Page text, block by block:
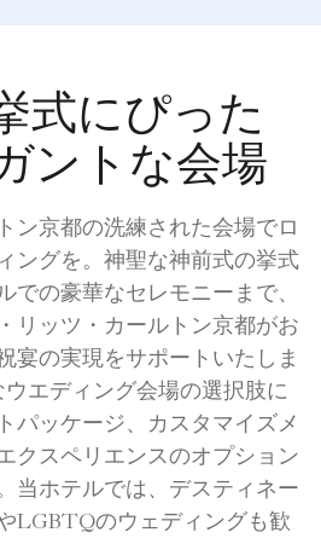
式にぴった
ントな会場
ン京都の洗練された会場でロ
ングを。神聖な神前式の挙式
での豪華なセレモニーまで、
リッツ・カールトン京都がお
宴の実現をサポートいたしま
エディング会場の選択肢に
パッケージ、カスタマイズメ
クスペリエンスのオプション
当ホテルでは、デスティネー
LGBTQのウェディングも歓